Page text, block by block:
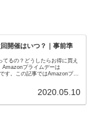
開催はいつ？｜事前準
るの？どうしたらお得に買え
Amazonプライムデーは
す。この記事ではAmazonプラ
2020.05.10